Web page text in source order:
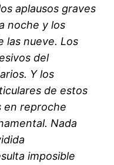
aplausos graves
noche y los
las nueve. Los
del
Y los
de estos
en reproche
Nada
imposible